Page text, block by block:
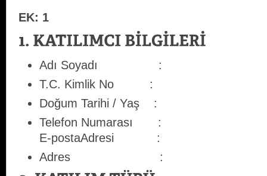
EK: 1
Adı Soyadı :
T.C. Kimlik No :
Doğum Tarihi / Yaş :
Telefon Numarası :
E-postaAdresi :
Adres :